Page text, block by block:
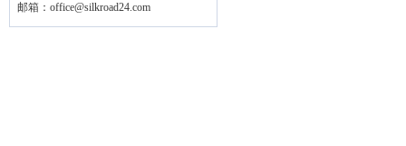
邮箱： office@silkroad24.com